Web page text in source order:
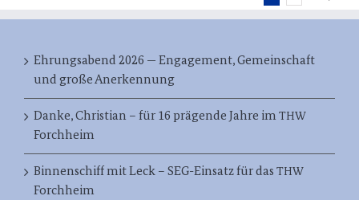
Ehrungsabend 2026 — Engagement, Gemeinschaft
und große Anerkennung
Danke, Christian – für 16 prägende Jahre im THW
Forchheim
Binnenschiff mit Leck – SEG-Einsatz für das THW
Forchheim